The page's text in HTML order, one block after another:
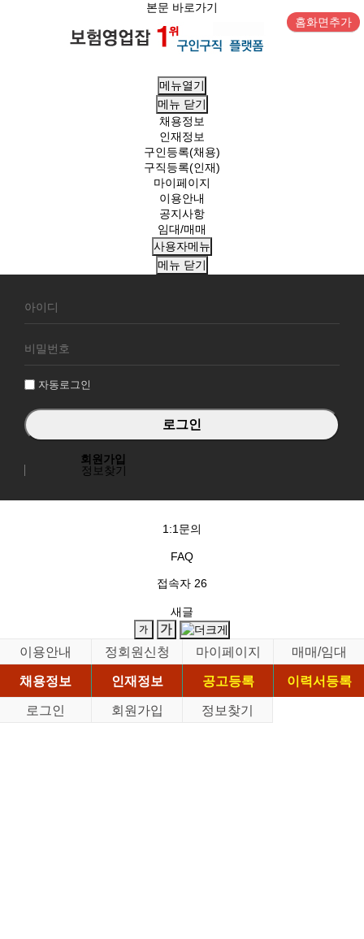
본문 바로가기
홈화면추가
메뉴열기
메뉴 닫기
채용정보
인재정보
구인등록(채용)
구직등록(인재)
마이페이지
이용안내
공지사항
임대/매매
사용자메뉴
메뉴 닫기
원
그
자동로그인
회원가입
정보찾기
1:1문의
FAQ
접속자 26
새글
이용안내 정회원신청 마이페이지
매매/임대
채용정보
인재정보 공고등록
이력서등록
로그인
회원가입 정보찾기